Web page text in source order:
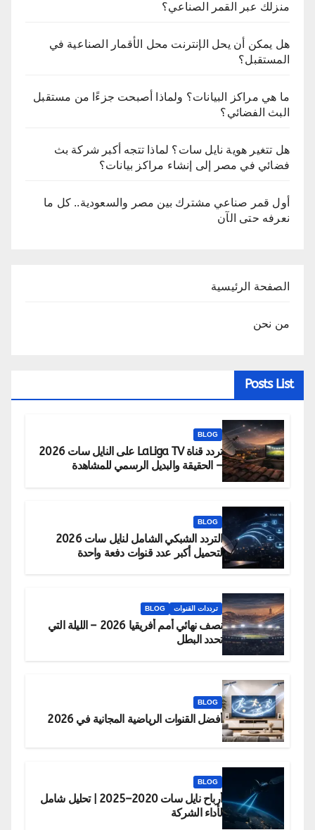
منزلك عبر القمر الصناعي؟
هل يمكن أن يحل الإنترنت محل الأقمار الصناعية في
المستقبل؟
ما هي مراكز البيانات؟ ولماذا أصبحت جزءًا من مستقبل
البث الفضائي؟
هل تتغير هوية نايل سات؟ لماذا تتجه أكبر شركة بث
فضائي في مصر إلى إنشاء مراكز بيانات؟
أول قمر صناعي مشترك بين مصر والسعودية.. كل ما
نعرفه حتى الآن
الصفحة الرئيسية
من نحن
Posts List
BLOG
تردد قناة LaLiga TV على النايل سات 2026
– الحقيقة والبديل الرسمي للمشاهدة
BLOG
التردد الشبكي الشامل لنايل سات 2026
لتحميل أكبر عدد قنوات دفعة واحدة
ترددات القنوات BLOG
نصف نهائي أمم أفريقيا 2026 – الليلة التي
تحدد البطل
BLOG
أفضل القنوات الرياضية المجانية في 2026
BLOG
أرباح نايل سات 2020–2025 | تحليل شامل
لأداء الشركة